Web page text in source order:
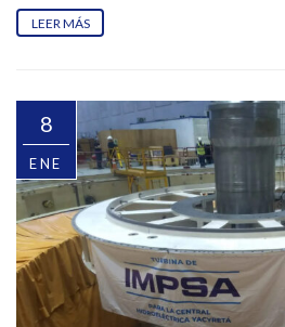
LEER MÁS
8
ENE